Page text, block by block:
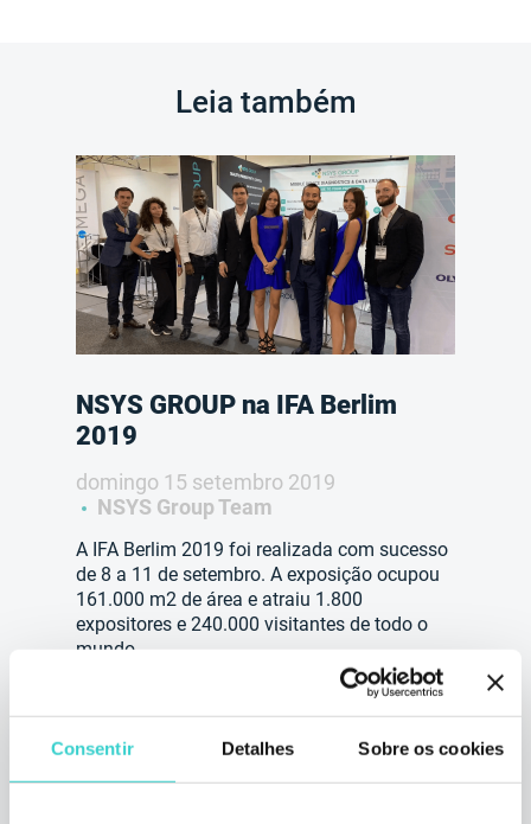
Consentir Detalhes Sobre os cookies
Leia também
NSYS GROUP na IFA Berlim
2019
domingo 15 setembro 2019
NSYS Group Team
A IFA Berlim 2019 foi realizada com sucesso
de 8 a 11 de setembro. A exposição ocupou
161.000 m2 de área e atraiu 1.800
expositores e 240.000 visitantes de todo o
mundo.